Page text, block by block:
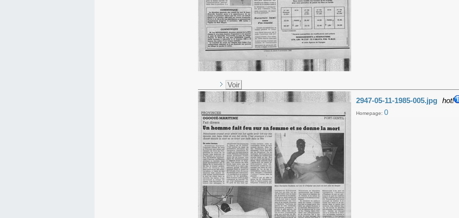
Voir
2947-05-11-1985-005.jpg hot!
Homepage: 0